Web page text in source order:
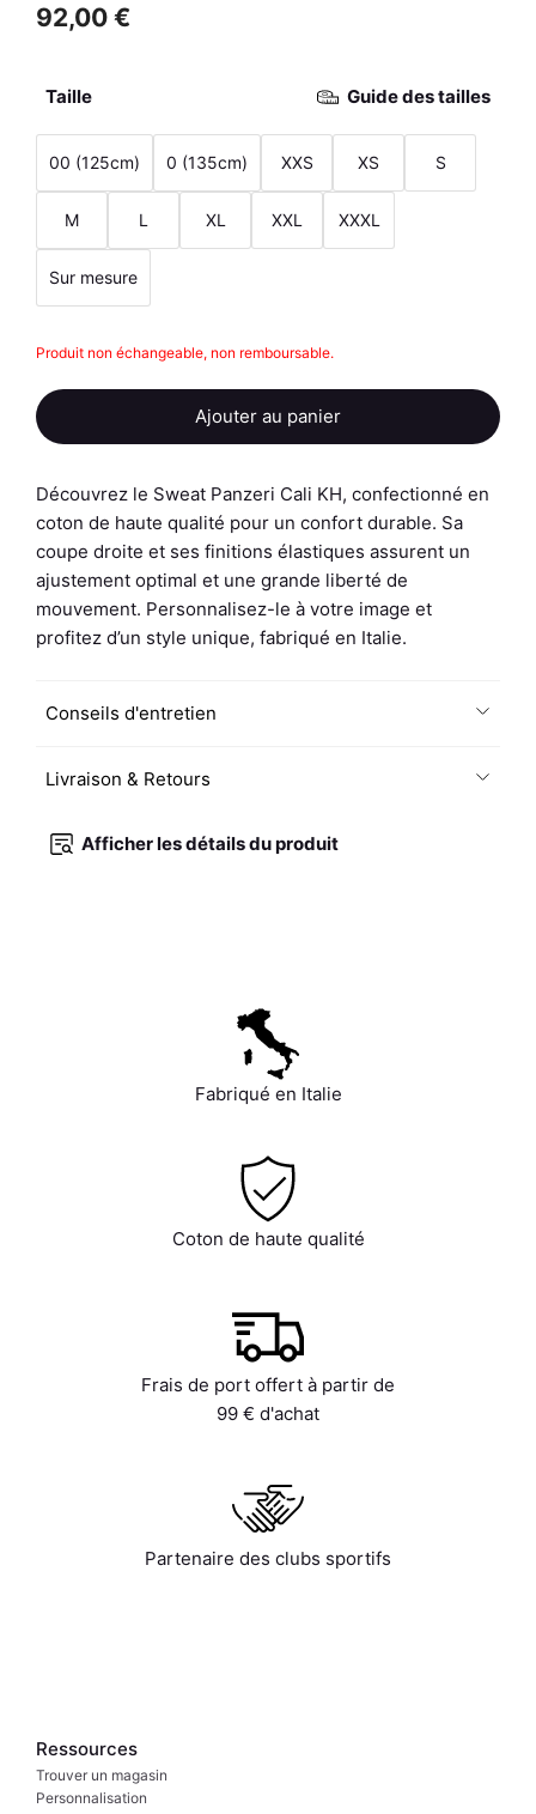
92,00 €
Taille Guide des tailles
00 (125cm) 0 (135cm) XXS XS S
M L XL XXL XXXL
Sur mesure
Produit non échangeable, non remboursable.
-
Personnalisé
Ajouter au panier
Découvrez le Sweat Panzeri Cali KH, confectionné en
coton de haute qualité pour un confort durable. Sa
coupe droite et ses finitions élastiques assurent un
ajustement optimal et une grande liberté de
mouvement. Personnalisez-le à votre image et
profitez d’un style unique, fabriqué en Italie.
Conseils d'entretien
Livraison & Retours
Afficher les détails du produit
Fabriqué en Italie
Coton de haute qualité
Frais de port offert à partir de
99 € d'achat
Partenaire des clubs sportifs
Ressources
Trouver un magasin
Personnalisation